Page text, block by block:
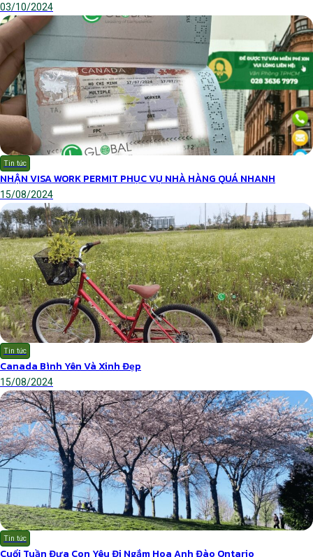
03/10/2024
Tin tức
NHẬN VISA WORK PERMIT PHỤC VỤ NHÀ HÀNG QUÁ NHANH
15/08/2024
Tin tức
Canada Bình Yên Và Xinh Đẹp
15/08/2024
Tin tức
Cuối Tuần Đưa Con Yêu Đi Ngắm Hoa Anh Đào Ontario